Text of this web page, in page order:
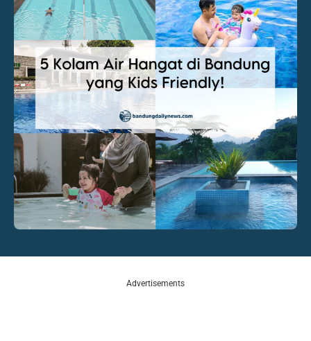
Advertisements